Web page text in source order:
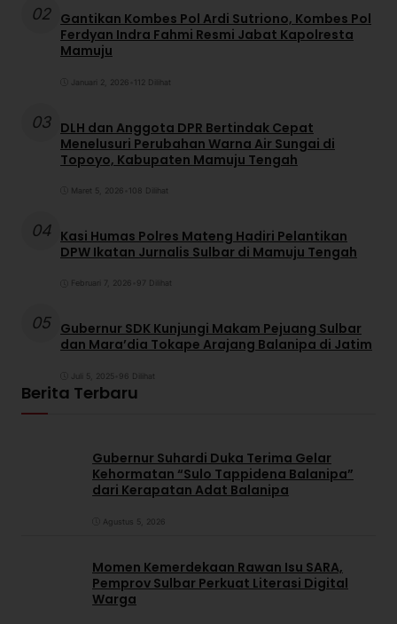
02 Gantikan Kombes Pol Ardi Sutriono, Kombes Pol
Ferdyan Indra Fahmi Resmi Jabat Kapolresta
Mamuju
Januari 2, 2026 112 Dilihat
03 DLH dan Anggota DPR Bertindak Cepat
Menelusuri Perubahan Warna Air Sungai di
Topoyo, Kabupaten Mamuju Tengah
Maret 5, 2026 108 Dilihat
04 Kasi Humas Polres Mateng Hadiri Pelantikan
DPW Ikatan Jurnalis Sulbar di Mamuju Tengah
Februari 7, 2026 97 Dilihat
05 Gubernur SDK Kunjungi Makam Pejuang Sulbar
dan Mara’dia Tokape Arajang Balanipa di Jatim
Juli 5, 2025 96 Dilihat
Berita Terbaru
Gubernur Suhardi Duka Terima Gelar
Kehormatan “Sulo Tappidena Balanipa”
dari Kerapatan Adat Balanipa
Agustus 5, 2026
Momen Kemerdekaan Rawan Isu SARA,
Pemprov Sulbar Perkuat Literasi Digital
Warga